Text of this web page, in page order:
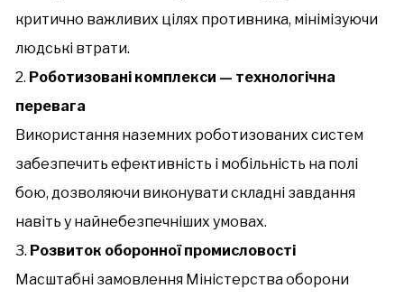
критично важливих цілях противника, мінімізуючи
людські втрати.
Роботизовані комплекси — технологічна
перевага
Використання наземних роботизованих систем
забезпечить ефективність і мобільність на полі
бою, дозволяючи виконувати складні завдання
навіть у найнебезпечніших умовах.
Розвиток оборонної промисловості
Масштабні замовлення Міністерства оборони